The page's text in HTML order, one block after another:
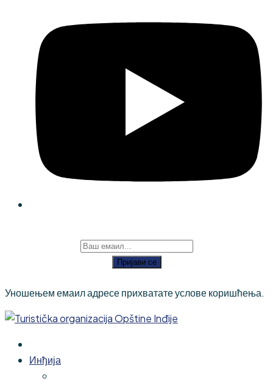
Пријави се
Уношењем емаил адресе прихватате услове коришћења.
Инђија